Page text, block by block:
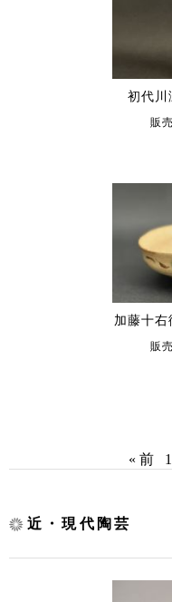
初代
販
加藤十
販
« 前 1
近・現代陶芸